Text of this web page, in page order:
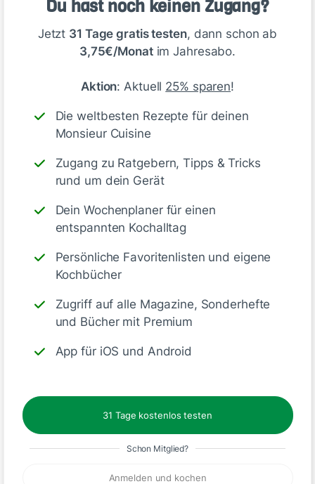
Du hast noch keinen Zugang?
Jetzt 31 Tage gratis testen, dann schon ab
3,75€/Monatim Jahresabo.
Aktion: Aktuell 25% sparen!
Die weltbesten Rezepte für deinen
Monsieur Cuisine
Zugang zu Ratgebern, Tipps & Tricks
rund um dein Gerät
Dein Wochenplaner für einen
entspannten Kochalltag
Persönliche Favoritenlisten und eigene
Kochbücher
Zugriff auf alle Magazine, Sonderhefte
und Bücher mit Premium
App für iOS und Android
31 Tage kostenlos testen
Schon Mitglied?
Anmelden und kochen
Like
I R
vor 5 Monaten
Like Antworte